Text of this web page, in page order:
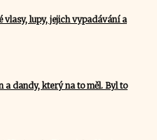
vlasy, lupy, jejich vypadávání a
a dandy, který na to měl. Byl to